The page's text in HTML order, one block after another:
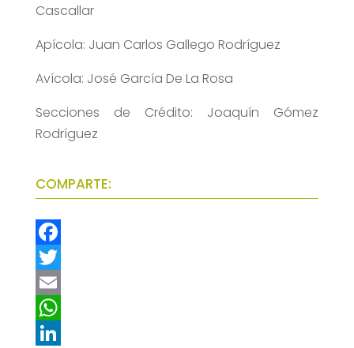
Cascallar
Apícola: Juan Carlos Gallego Rodríguez
Avícola: José García De La Rosa
Secciones de Crédito: Joaquín Gómez
Rodríguez
COMPARTE:
F
a
c
e
T
w
E
m
W